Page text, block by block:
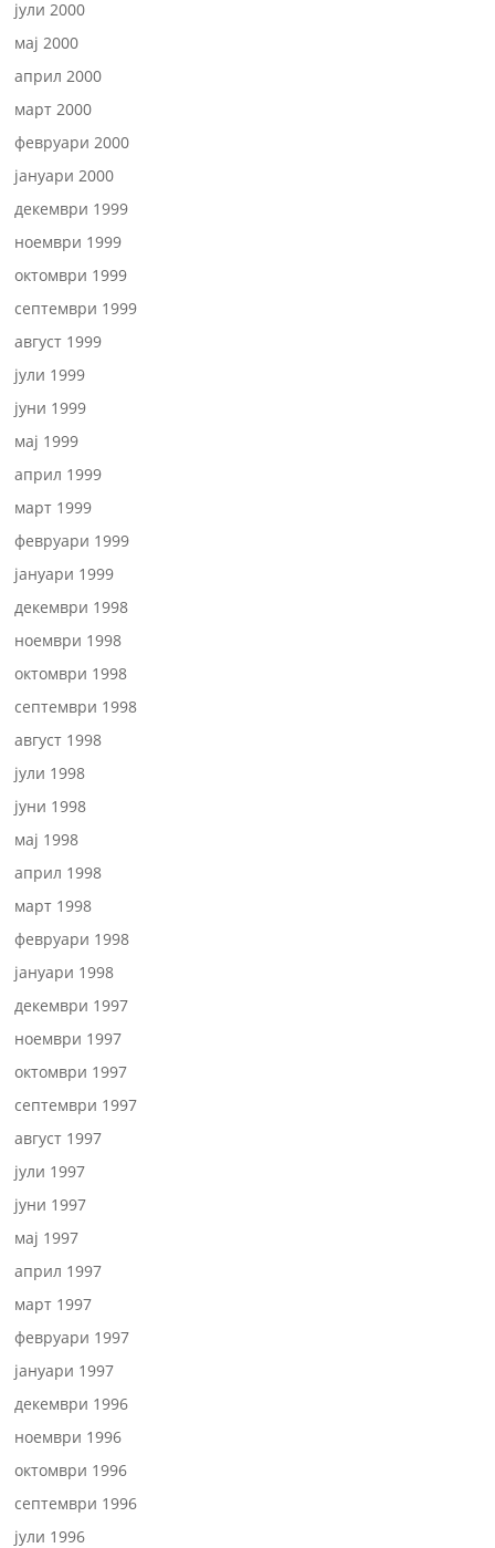
јули 2000
мај 2000
април 2000
март 2000
февруари 2000
јануари 2000
декември 1999
ноември 1999
октомври 1999
септември 1999
август 1999
јули 1999
јуни 1999
мај 1999
април 1999
март 1999
февруари 1999
јануари 1999
декември 1998
ноември 1998
октомври 1998
септември 1998
август 1998
јули 1998
јуни 1998
мај 1998
април 1998
март 1998
февруари 1998
јануари 1998
декември 1997
ноември 1997
октомври 1997
септември 1997
август 1997
јули 1997
јуни 1997
мај 1997
април 1997
март 1997
февруари 1997
јануари 1997
декември 1996
ноември 1996
октомври 1996
септември 1996
јули 1996